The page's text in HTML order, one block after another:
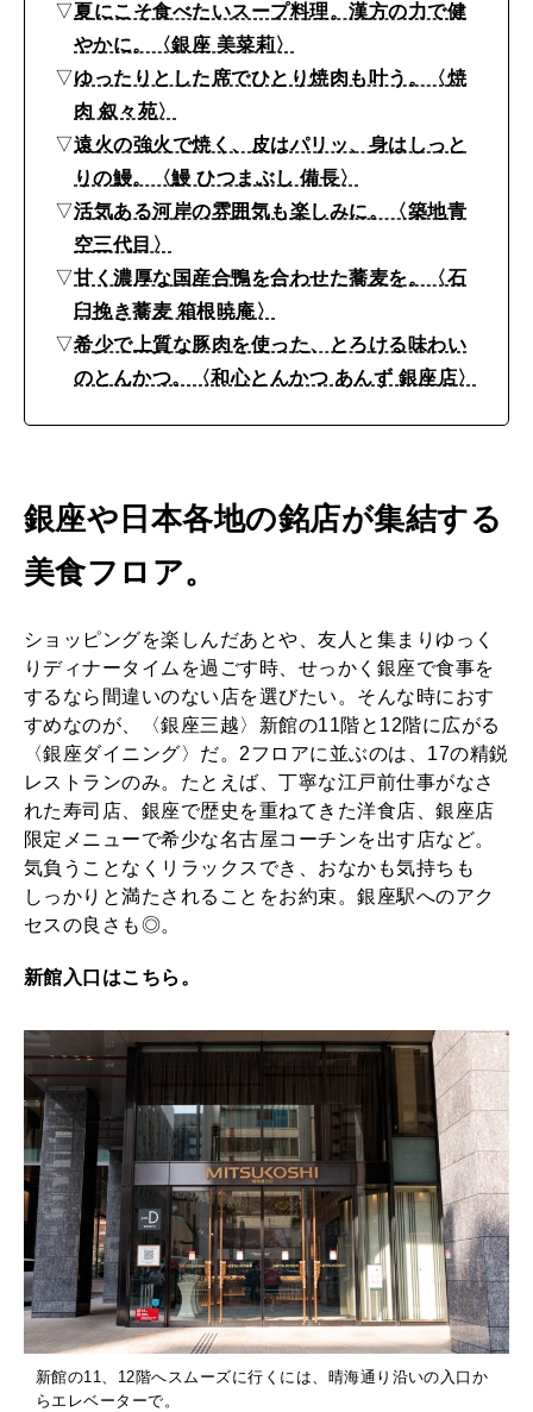
▽夏にこそ食べたいスープ料理。漢方の力で健
やかに。〈銀座 美菜莉〉
▽ゆったりとした席でひとり焼肉も叶う。〈焼
肉 叙々苑〉
▽遠火の強火で焼く、皮はパリッ、身はしっと
りの鰻。〈鰻 ひつまぶし 備長〉
▽活気ある河岸の雰囲気も楽しみに。〈築地青
空三代目〉
▽甘く濃厚な国産合鴨を合わせた蕎麦を。〈石
臼挽き蕎麦 箱根暁庵〉
▽希少で上質な豚肉を使った、とろける味わい
のとんかつ。〈和心とんかつ あんず 銀座店〉
銀座や日本各地の銘店が集結する
美食フロア。
ショッピングを楽しんだあとや、友人と集まりゆっく
りディナータイムを過ごす時、せっかく銀座で食事を
するなら間違いのない店を選びたい。そんな時におす
すめなのが、〈銀座三越〉新館の11階と12階に広がる
〈銀座ダイニング〉だ。2フロアに並ぶのは、17の精鋭
レストランのみ。たとえば、丁寧な江戸前仕事がなさ
れた寿司店、銀座で歴史を重ねてきた洋食店、銀座店
限定メニューで希少な名古屋コーチンを出す店など。
気負うことなくリラックスでき、おなかも気持ちも
しっかりと満たされることをお約束。銀座駅へのアク
セスの良さも◎。
新館入口はこちら。
新館の11、12階へスムーズに行くには、晴海通り沿いの入口か
らエレベーターで。